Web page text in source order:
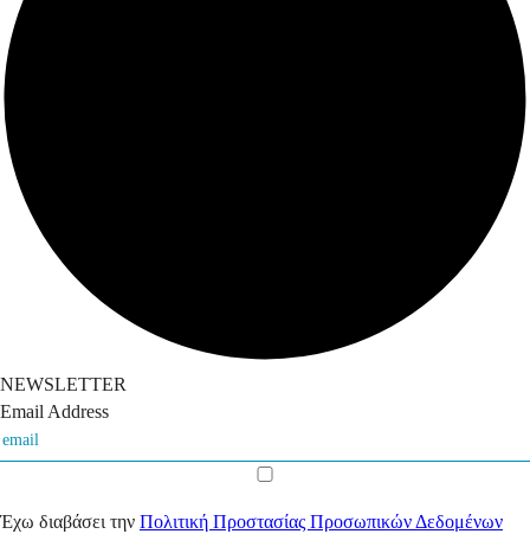
NEWSLETTER
Email Address
Έχω διαβάσει την Πολιτική Προστασίας Προσωπικών Δεδομένων